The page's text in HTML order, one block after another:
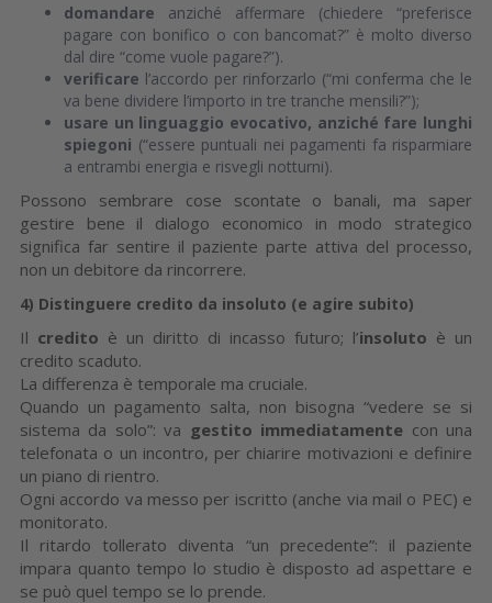
domandare anziché affermare (chiedere “preferisce
pagare con bonifico o con bancomat?” è molto diverso
dal dire “come vuole pagare?”).
verificare l’accordo per rinforzarlo (“mi conferma che le
va bene dividere l’importo in tre tranche mensili?”);
usare un linguaggio evocativo, anziché fare lunghi
spiegoni (“essere puntuali nei pagamenti fa risparmiare
a entrambi energia e risvegli notturni).
Possono sembrare cose scontate o banali, ma saper
gestire bene il dialogo economico in modo strategico
significa far sentire il paziente parte attiva del processo,
non un debitore da rincorrere.
4) Distinguere credito da insoluto (e agire subito)
Il credito è un diritto di incasso futuro; l’insoluto è un
credito scaduto.
La differenza è temporale ma cruciale.
Quando un pagamento salta, non bisogna “vedere se si
sistema da solo”: va gestito immediatamente con una
telefonata o un incontro, per chiarire motivazioni e definire
un piano di rientro.
Ogni accordo va messo per iscritto (anche via mail o PEC) e
monitorato.
Il ritardo tollerato diventa “un precedente”: il paziente
impara quanto tempo lo studio è disposto ad aspettare e
se può quel tempo se lo prende.